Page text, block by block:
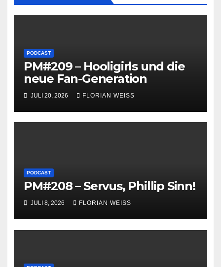
PODCAST
PM#209 – Hooligirls und die
neue Fan-Generation
JULI 20, 2026 FLORIAN WEISS
PODCAST
PM#208 – Servus, Phillip Sinn!
JULI 8, 2026 FLORIAN WEISS